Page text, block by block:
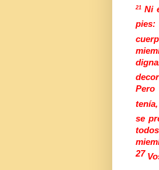
21
Ni
pies:
se
27